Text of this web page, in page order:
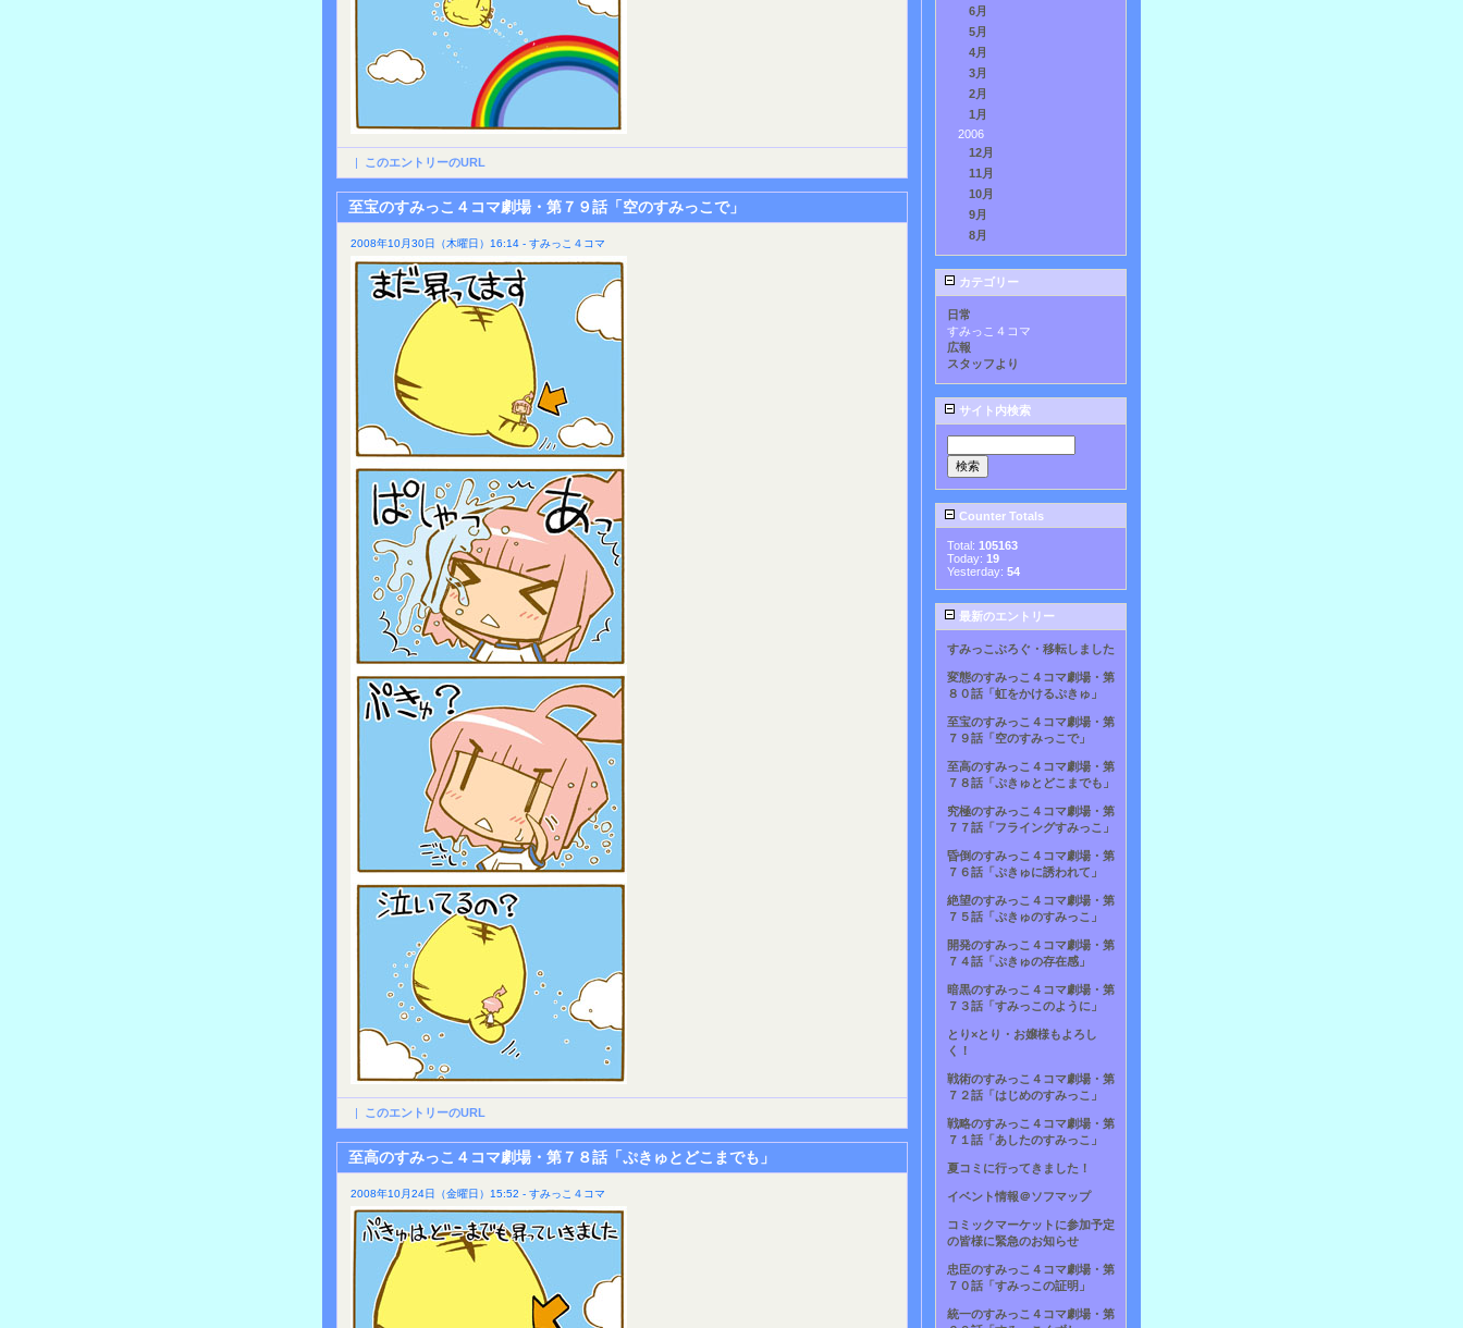
| このエントリーのURL
至宝のすみっこ４コマ劇場・第７９話「空のすみっこで」
2008年10月30日（木曜日）16:14 - すみっこ４コマ
| このエントリーのURL
至高のすみっこ４コマ劇場・第７８話「ぷきゅとどこまでも」
2008年10月24日（金曜日）15:52 - すみっこ４コマ
6月
5月
4月
3月
2月
1月
2006
12月
11月
10月
9月
8月
カテゴリー
日常
すみっこ４コマ
広報
スタッフより
サイト内検索
Counter Totals
Total: 105163
Today: 19
Yesterday: 54
最新のエントリー
すみっこぶろぐ・移転しました
変態のすみっこ４コマ劇場・第
８０話「虹をかけるぷきゅ」
至宝のすみっこ４コマ劇場・第
７９話「空のすみっこで」
至高のすみっこ４コマ劇場・第
７８話「ぷきゅとどこまでも」
究極のすみっこ４コマ劇場・第
７７話「フライングすみっこ」
昏倒のすみっこ４コマ劇場・第
７６話「ぷきゅに誘われて」
絶望のすみっこ４コマ劇場・第
７５話「ぷきゅのすみっこ」
開発のすみっこ４コマ劇場・第
７４話「ぷきゅの存在感」
暗黒のすみっこ４コマ劇場・第
７３話「すみっこのように」
とり×とり・お嬢様もよろし
く！
戦術のすみっこ４コマ劇場・第
７２話「はじめのすみっこ」
戦略のすみっこ４コマ劇場・第
７１話「あしたのすみっこ」
夏コミに行ってきました！
イベント情報＠ソフマップ
コミックマーケットに参加予定
の皆様に緊急のお知らせ
忠臣のすみっこ４コマ劇場・第
７０話「すみっこの証明」
統一のすみっこ４コマ劇場・第